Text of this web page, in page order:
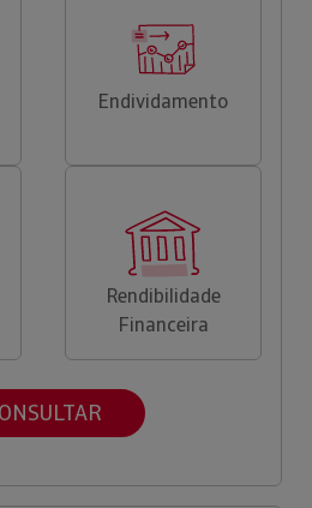
Endividamento
Rendibilidade
Financeira